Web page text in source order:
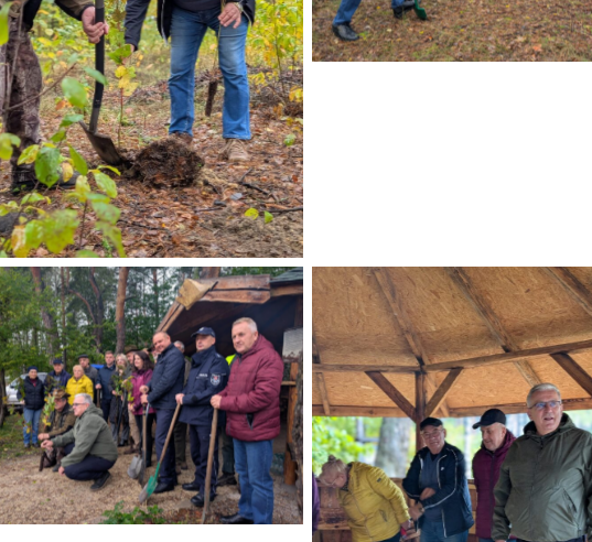
Brak podpisu
Brak podpisu
Brak podpisu